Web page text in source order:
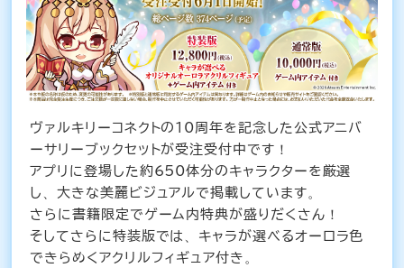
ヴァルキリーコネクトの10周年を記念した公式アニバ
ーサリーブックセットが受注受付中です！
アプリに登場した約650体分のキャラクターを厳選
し、大きな美麗ビジュアルで掲載しています。
さらに書籍限定でゲーム内特典が盛りだくさん！
そしてさらに特装版では、キャラが選べるオーロラ色
できらめくアクリルフィギュア付き。